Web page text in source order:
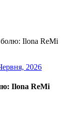
болю: Ilona ReMi
2026
Ilona ReMi